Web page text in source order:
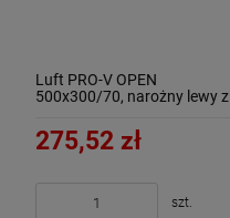
Luft PRO-V OPEN
500x300/70, narożny lewy z
275,52 zł
szt.